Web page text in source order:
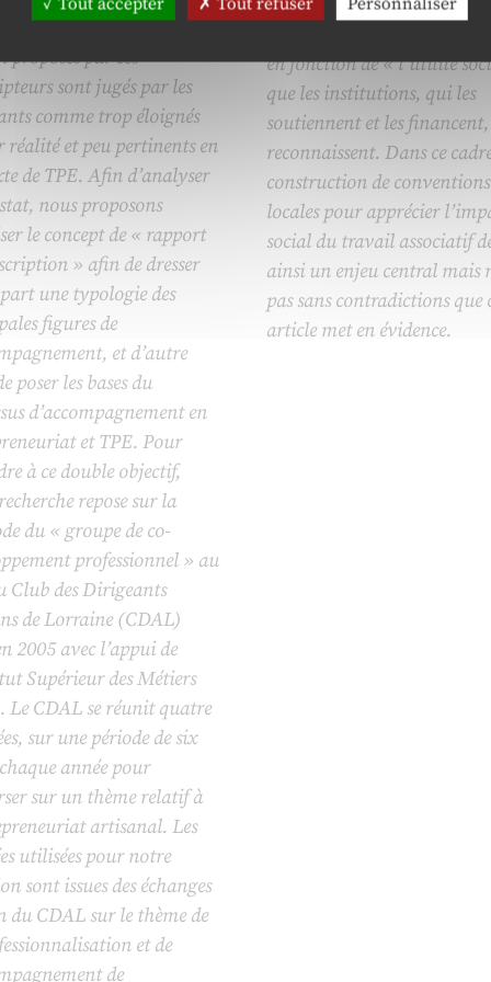
et les outils de
proposés par ces
sont jugés par les
comme trop éloignés
réalité et peu pertinents en
de TPE. Afin d’analyser
nous proposons
le concept de « rapport
» afin de dresser
une typologie des
figures de
et d’autre
poser les bases du
d’accompagnement en
et TPE. Pour
à ce double objectif,
repose sur la
du « groupe de co-
professionnel » au
Club des Dirigeants
de Lorraine (CDAL)
2005 avec l’appui de
Supérieur des Métiers
Le CDAL se réunit quatre
sur une période de six
année pour
sur un thème relatif à
artisanal. Les
utilisées pour notre
sont issues des échanges
du CDAL sur le thème de
et de
de
mais qui conduit à
en fonction de « l’utilité
que les institutions, qui les
soutiennent et les
reconnaissent. Dans ce
construction de conventions
locales pour apprécier
social du travail associatif
ainsi un enjeu central mais
pas sans contradictions que
article met en évidence.